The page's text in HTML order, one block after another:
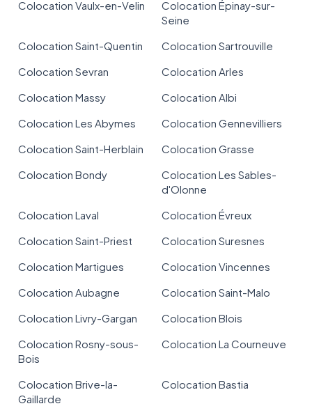
Colocation Vaulx-en-Velin
Colocation Épinay-sur-
Seine
Colocation Saint-Quentin
Colocation Sartrouville
Colocation Sevran
Colocation Arles
Colocation Massy
Colocation Albi
Colocation Les Abymes
Colocation Gennevilliers
Colocation Saint-Herblain
Colocation Grasse
Colocation Bondy
Colocation Les Sables-
d'Olonne
Colocation Laval
Colocation Évreux
Colocation Saint-Priest
Colocation Suresnes
Colocation Martigues
Colocation Vincennes
Colocation Aubagne
Colocation Saint-Malo
Colocation Livry-Gargan
Colocation Blois
Colocation Rosny-sous-
Bois
Colocation La Courneuve
Colocation Brive-la-
Gaillarde
Colocation Bastia